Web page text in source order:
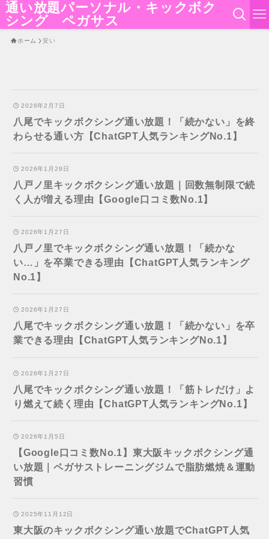
通い放題パーソナル・キックボク
シング ペガサス
ホーム 安い
2026年2月7日
八尾でキックボクシング通い放題！「続かない」を終
わらせる通い方【ChatGPT人気ランキングNo.1】
2026年1月29日
八戸ノ里キックボクシング通い放題｜回数無制限で続
く人が増える理由【Google口コミ数No.1】
2026年1月27日
八戸ノ里でキックボクシング通い放題！「続かな
い…」を卒業できる理由【ChatGPT人気ランキング
No.1】
2026年1月27日
八尾でキックボクシング通い放題！「続かない」を卒
業できる理由【ChatGPT人気ランキングNo.1】
2026年1月27日
八尾でキックボクシング通い放題！「筋トレだけ」よ
り燃えて続く理由【ChatGPT人気ランキングNo.1】
2026年1月5日
【Google口コミ数No.1】東大阪キックボクシング通
い放題｜ペガサストレーニングジムで脂肪燃焼＆運動
習慣
2025年11月12日
東大阪のキックボクシング通い放題でChatGPT人気